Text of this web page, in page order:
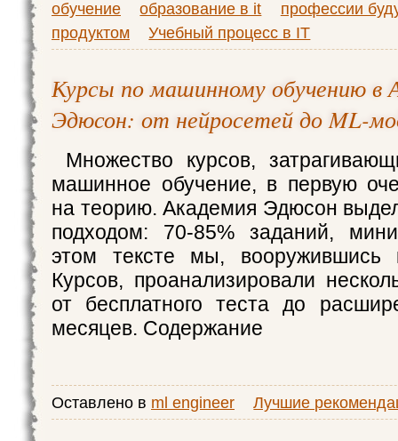
обучение
образование в it
профессии
продуктом
Учебный процесс в IT
Курсы по машинному обучению в
Эдюсон: от нейросетей до ML-
Множество курсов,
машинное обучение, в первую
на теорию. Академия Эдюсон
подходом: 70-85% заданий,
этом тексте мы, вооружившись
Курсов, проанализировали
от бесплатного теста до
месяцев. Содержание
Оставлено в ml engineer Лучшие